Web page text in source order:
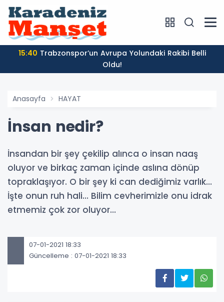
15:40
Oldu!
Anasayfa HAYAT
İnsan nedir?
İnsandan bir şey çekilip alınca o insan naaş
oluyor ve birkaç zaman içinde aslına dönüp
topraklaşıyor. O bir şey ki can dediğimiz varlık…
İşte onun ruh hali… Bilim cevherimizle onu idrak
etmemiz çok zor oluyor…
07-01-2021 18:33
Güncelleme : 07-01-2021 18:33